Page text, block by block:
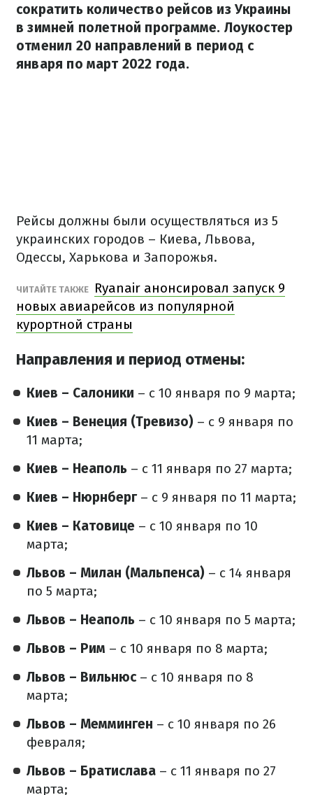
сократить количество рейсов из Украины
в зимней полетной программе. Лоукостер
отменил 20 направлений в период с
января по март 2022 года.
Рейсы должны были осуществляться из 5
украинских городов – Киева, Львова,
Одессы, Харькова и Запорожья.
ЧИТАЙТЕ ТАКЖЕ
Ryanair анонсировал запуск 9
новых авиарейсов из популярной
курортной страны
Направления и период отмены:
Киев – Салоники – с 10 января по 9 марта;
Киев – Венеция (Тревизо) – с 9 января по
11 марта;
Киев – Неаполь – с 11 января по 27 марта;
Киев – Нюрнберг– с 9 января по 11 марта;
Киев – Катовице – с 10 января по 10
марта;
Львов – Милан (Мальпенса) – с 14 января
по 5 марта;
Львов – Неаполь – с 10 января по 5 марта;
Львов – Рим – с 10 января по 8 марта;
Львов – Вильнюс – с 10 января по 8
марта;
Львов – Мемминген – с 10 января по 26
февраля;
Львов – Братислава – с 11 января по 27
марта;